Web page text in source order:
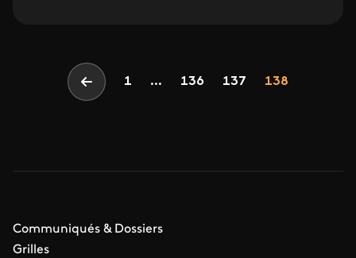
Pagination
Page précédente
1 ... Page
136 Page
137 Page
138
Communiqués & Dossiers
Grilles